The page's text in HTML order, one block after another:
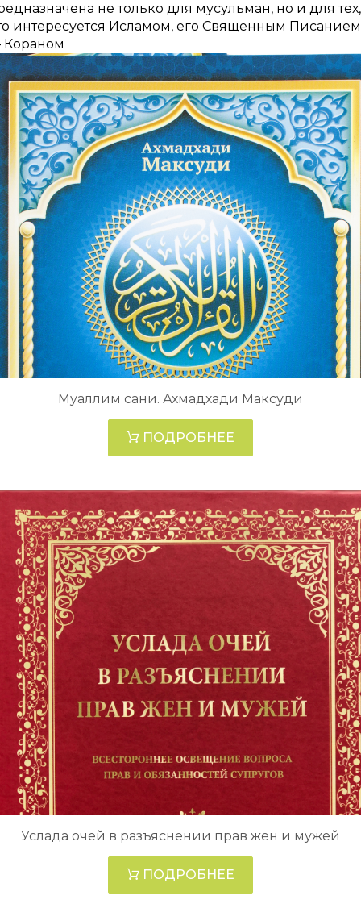
не только для мусульман, но и для тех,
интересуется Исламом, его Священным Писанием
Муаллим сани. Ахмадхади Максуди
ПОДРОБНЕЕ
Услада очей в разъяснении прав жен и мужей
ПОДРОБНЕЕ